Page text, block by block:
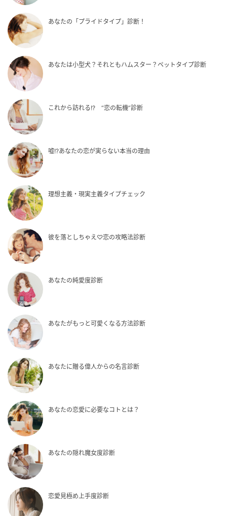
あなたの「プライドタイプ」診断！
あなたは小型犬？それともハムスター？ペットタイプ診断
これから訪れる!? “恋の転機”診断
嘘!?あなたの恋が実らない本当の理由
理想主義・現実主義タイプチェック
彼を落としちゃえ♡恋の攻略法診断
あなたの純愛度診断
あなたがもっと可愛くなる方法診断
あなたに贈る偉人からの名言診断
あなたの恋愛に必要なコトとは？
あなたの隠れ魔女度診断
恋愛見極め上手度診断